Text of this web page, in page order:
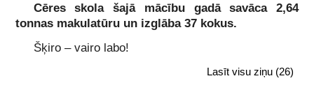
Cēres skola šajā mācību gadā savāca 2,64
tonnas makulatūru un izglāba 37 kokus.
Šķiro – vairo labo!
Lasīt visu ziņu (26)